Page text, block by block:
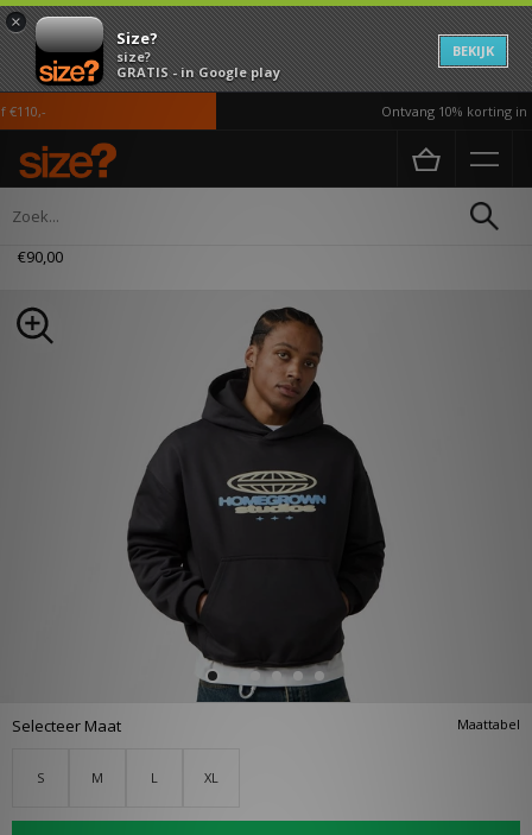
×
Size?
size?
GRATIS - in Google play
BEKIJK
Ontvang 10% korting in
Home Heren
Home Grown Future Hoodie
€90,00
Maattabel
Selecteer Maat
S M L XL